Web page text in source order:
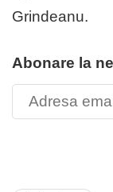
Grindeanu.
Abonare la